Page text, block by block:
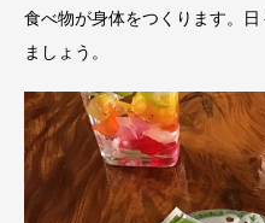
食べ物が身体をつくります。
ましょう。